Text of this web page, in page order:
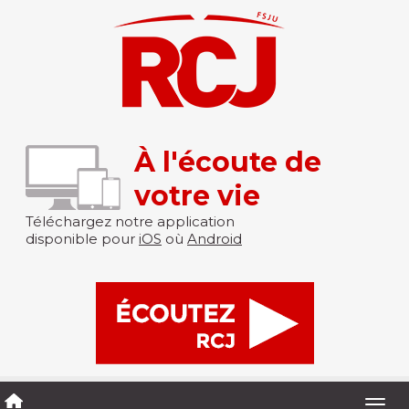
À l'écoute de
votre vie
Téléchargez notre application
disponible pour iOS où Android